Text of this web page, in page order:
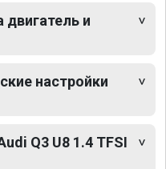
двигатель и
настройки
Q3 U8 1.4 TFSI